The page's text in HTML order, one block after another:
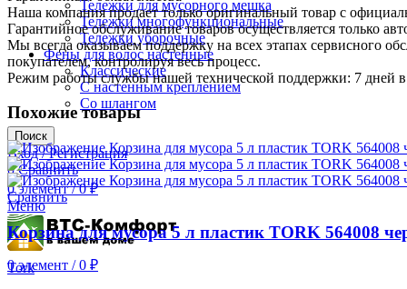
Тележки для мусорного мешка
Тележки многофункциональные
Тележки уборочные
Фены для волос настенные
Классические
С настенным креплением
Со шлангом
Поиск
Вход / Регистрация
0 Сравнить
0элемент / 0₽
Меню
0элемент / 0 ₽
Наша компания продает только оригинальный товар с
Гарантийное обслуживание товаров осуществляется только
Мы всегда оказываем поддержку на всех этапах сервисного
покупателем, контролируя весь процесс.
Режим работы службы нашей технической поддержки: 7 дней
Похожие товары
Сравнить
Корзина для мусора 5 л пластик TORK 564008
Tork